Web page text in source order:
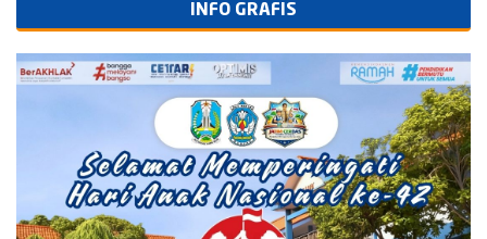
INFO GRAFIS